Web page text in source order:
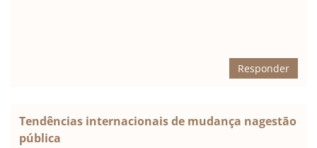
Responder
Tendências internacionais de mudança nagestão
pública